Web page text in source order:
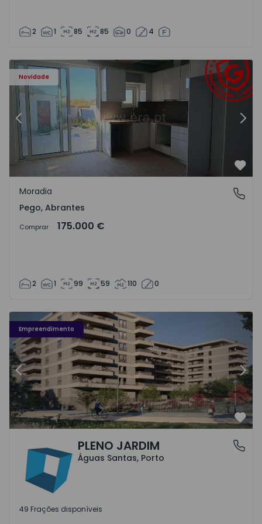
2 1 85 85 0 4
Novidade
Moradia T2 Abrantes, Pego - 1575171 - 9
Anterior
Pego, Abrantes
Moradia
Pego, Abrantes
Comprar 175.000 €
2 1 99 59 110 0
Empreendimento
Fachada PLENO JARDIM - 3
Anterior
Águas Santas, PortoPLENO JARDIM
Águas Santas, Porto
49 Frações disponíveis